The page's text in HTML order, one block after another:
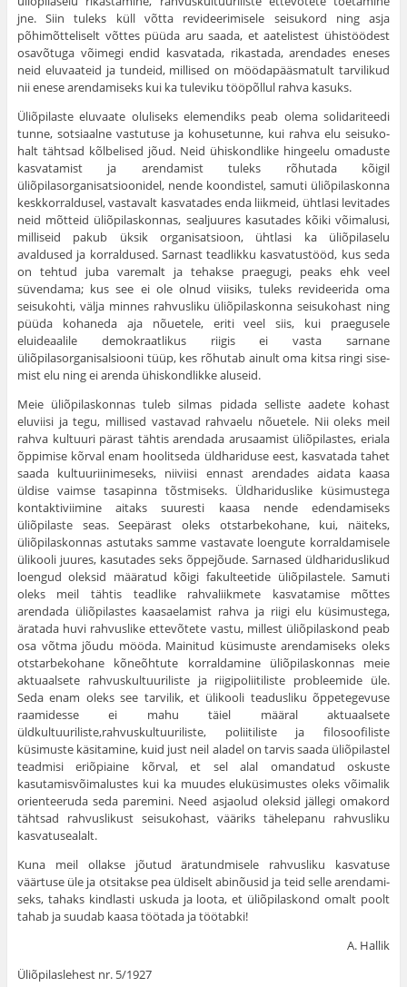
jne. Siin tuleks küll võtta revideerimisele seisukord ning asja
põhimõtteliselt võttes püüda aru saada, et aatelistest ühistöödest
osavõtuga võimegi endid kasva­tada, rikastada, arendades eneses
neid eluvaa­teid ja tundeid, millised on möödapääsmatult tarvilikud
nii enese arendamiseks kui ka tule­viku tööpõllul rahva kasuks.
Üliõpilaste eluvaate oluliseks elemendiks peab olema solidariteedi
tunne, sotsiaalne vas­tutuse ja kohusetunne, kui rahva elu seisuko­
halt tähtsad kõlbelised jõud. Neid ühiskond­like hingeelu omaduste
kasvatamist ja aren­damist tuleks rõhutada kõigil
üliõpilasorganisatsioonidel, nende koondistel, samuti üliõpi­laskonna
keskkorraldusel, vastavalt kasvatades enda liikmeid, ühtlasi levitades
neid mõtteid üliõpilaskonnas, sealjuures kasutades kõiki või­malusi,
milliseid pakub üksik organisatsioon, ühtlasi ka üliõpilaselu
avaldused ja korraldused. Sarnast teadlikku kasvatustööd, kus seda
on tehtud juba varemalt ja tehakse praegugi, peaks ehk veel
süvendama; kus see ei ole olnud viisiks, tuleks revideerida oma
seisukohti, välja minnes rahvusliku üliõpilaskonna seisukohast ning
püüda kohaneda aja nõuetele, eriti veel siis, kui praegusele
eluideaalile demokraatlikus riigis ei vasta sarnane
üliõpilasorganisalsiooni tüüp, kes rõhutab ainult oma kitsa ringi sise­
mist elu ning ei arenda ühiskondlikke aluseid.
Meie üliõpilaskonnas tuleb silmas pidada selliste aadete kohast
eluviisi ja tegu, millised vastavad rahvaelu nõuetele. Nii oleks meil
rahva kultuuri pärast tähtis arendada arusaa­mist üliõpilastes, eriala
õppimise kõrval enam hoolitseda üldhariduse eest, kasvatada tahet
saada kultuuriinimeseks, niiviisi ennast aren­dades aidata kaasa
üldise vaimse tasapinna tõstmiseks. Üldhariduslike küsimustega
kontaktiviimine aitaks suuresti kaasa nende edendamiseks
üliõpilaste seas. Seepärast oleks otstarbekohane, kui, näiteks,
üliõpilaskonnas astutaks samme vastavate loengute korralda­misele
ülikooli juures, kasutades seks õppejõude. Sarnased üldhariduslikud
loengud oleksid mää­ratud kõigi fakulteetide üliõpilastele. Samuti
oleks meil tähtis teadlike rahvaliikmete kasvatamise mõttes
arendada üliõpilastes kaasaelamist rahva ja riigi elu küsimustega,
äratada huvi rahvus­like ettevõtete vastu, millest üliõpilaskond peab
osa võtma jõudu mööda. Mainitud küsi­muste arendamiseks oleks
otstarbekohane kõ­neõhtute korraldamine üliõpilaskonnas meie
aktuaalsete rahvuskultuuriliste ja riigipoliitiliste probleemide üle.
Seda enam oleks see tarvilik, et ülikooli teadusliku õppetegevuse
raamidesse ei mahu täiel määral aktuaalsete
üldkultuuriliste,rahvuskultuuriliste, poliitiliste ja filosoofiliste
küsimuste käsitamine, kuid just neil aladel on tarvis saada üliõpilastel
teadmisi eriõpiaine kõr­val, et sel alal omandatud oskuste
kasutamisvõimalustes kui ka muudes eluküsimustes oleks võimalik
orienteeruda seda paremini. Need asjaolud oleksid jällegi omakord
tähtsad rah­vuslikust seisukohast, vääriks tähelepanu rah­vusliku
kasvatusealalt.
Kuna meil ollakse jõutud äratundmisele rahvusliku kasvatuse
väärtuse üle ja otsitakse pea üldiselt abinõusid ja teid selle arendami­
seks, tahaks kindlasti uskuda ja loota, et üli­õpilaskond omalt poolt
tahab ja suudab kaasa töötada ja töötabki!
A. Hallik
Üliõpilaslehest nr. 5/1927